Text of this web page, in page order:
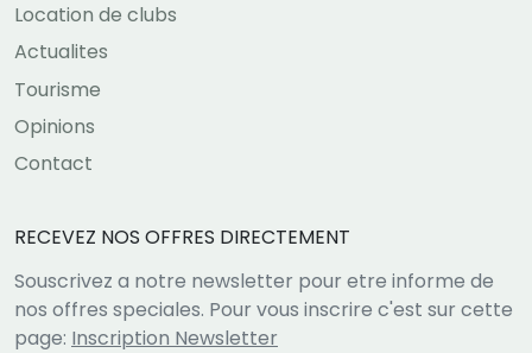
Location de clubs
Actualites
Tourisme
Opinions
Contact
RECEVEZ NOS OFFRES DIRECTEMENT
Souscrivez a notre newsletter pour etre informe de
nos offres speciales. Pour vous inscrire c'est sur cette
page: Inscription Newsletter